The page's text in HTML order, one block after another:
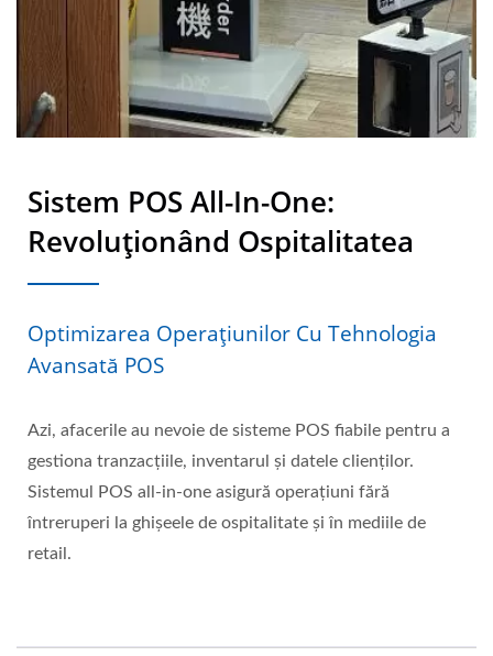
Sistem POS All-In-One:
Revoluționând Ospitalitatea
Optimizarea Operațiunilor Cu Tehnologia
Avansată POS
Azi, afacerile au nevoie de sisteme POS fiabile pentru a
gestiona tranzacțiile, inventarul și datele clienților.
Sistemul POS all-in-one asigură operațiuni fără
întreruperi la ghișeele de ospitalitate și în mediile de
retail.